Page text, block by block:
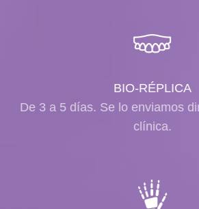
BIO-RÉPLICA
De 3 a 5 días. Se lo enviamos
clínica.